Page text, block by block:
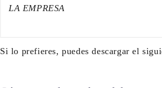
LA EMPRESA
Si lo prefieres, puedes descargar el